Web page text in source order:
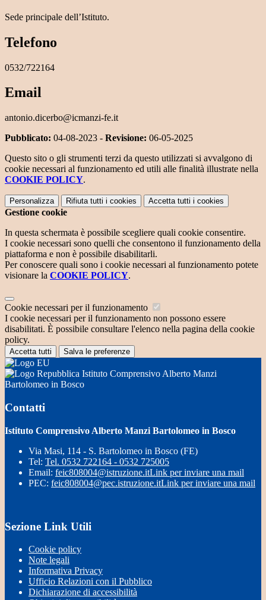
Sede principale dell’Istituto.
Telefono
0532/722164
Email
antonio.dicerbo@icmanzi-fe.it
Pubblicato: 04-08-2023 - Revisione: 06-05-2025
Questo sito o gli strumenti terzi da questo utilizzati si avvalgono di
cookie necessari al funzionamento ed utili alle finalità illustrate nella
COOKIE POLICY.
Personalizza Rifiuta tutti i cookies Accetta tutti i cookies
Gestione cookie
In questa schermata è possibile scegliere quali cookie consentire.
I cookie necessari sono quelli che consentono il funzionamento della
piattaforma e non è possibile disabilitarli.
Per conoscere quali sono i cookie necessari al funzionamento potete
visionare la COOKIE POLICY.
Cookie necessari per il funzionamento
I cookie necessari per il funzionamento non possono essere
disabilitati. È possibile consultare l'elenco nella pagina della cookie
policy.
Accetta tutti Salva le preferenze
Istituto Comprensivo Alberto Manzi
Bartolomeo in Bosco
Contatti
Istituto Comprensivo Alberto Manzi Bartolomeo in Bosco
Via Masi, 114 - S. Bartolomeo in Bosco (FE)
Tel: Tel. 0532 722164 - 0532 725005
Email: feic808004@istruzione.itLink per inviare una mail
PEC: feic808004@pec.istruzione.itLink per inviare una mail
Sezione Link Utili
Cookie policy
Note legali
Informativa Privacy
Ufficio Relazioni con il Pubblico
Dichiarazione di accessibilità